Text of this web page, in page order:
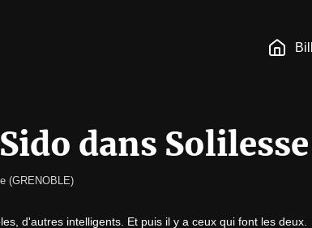
dans Solilesse
(GRENOBLE)
d'autres intelligents. Et puis il y a ceux qui font les deux.